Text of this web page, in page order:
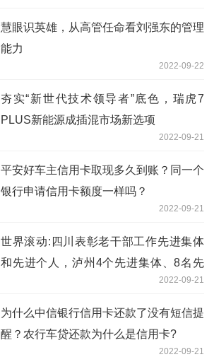
慧眼识英雄，从高管任命看刘强东的管理
能力
2022-09-22
夯实“新世代技术领导者”底色，瑞虎7
PLUS新能源成插混市场新选项
2022-09-21
平安好车主信用卡取现多久到账？同一个
银行申请信用卡额度一样吗？
2022-09-21
世界滚动:四川表彰老干部工作先进集体
和先进个人，泸州4个先进集体、8名先
2022-09-21
为什么中信银行信用卡还款了没有短信提
醒？农行车贷还款为什么是信用卡?
2022-09-21